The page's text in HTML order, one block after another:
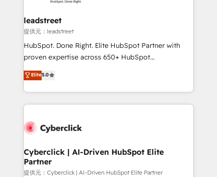
and technology for predictable, scalable revenue
growth. Our expertise spans RevOps, CRM and data
architecture, AI enablement, and strategic marketing,
delivered through our proprietary FLAIR framework
Partner and ISO 27001:2022 certified consultancy,
we blend strategy, creativity, and technology to help
leadstreet
提供元：leadstreet
HubSpot. Done Right. Elite HubSpot Partner with
proven expertise across 650+ HubSpot
implementations. With 12+ years of HubSpot
experience, we help you use the HubSpot platform
to its fullest capacity, improve your current HubSpot
website, or build your new one.
Elite5.0
Cyberclick | AI-Driven HubSpot Elite
Partner
提供元：Cyberclick | AI-Driven HubSpot Elite Partner